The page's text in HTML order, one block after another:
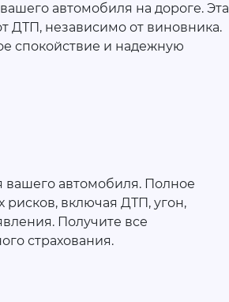
автомобиля на дороге. Эта
ДТП, независимо от виновника.
спокойствие и надежную
вашего автомобиля. Полное
включая ДТП, угон,
Получите все
страхования.